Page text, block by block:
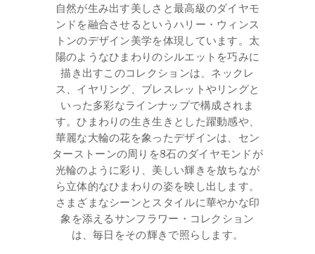
自然が生み出す美しさと最高級のダイヤモ
ンドを融合させるというハリー・ウィンス
トンのデザイン美学を体現しています。太
陽のようなひまわりのシルエットを巧みに
描き出すこのコレクションは、ネックレ
ス、イヤリング、ブレスレットやリングと
いった多彩なラインナップで構成されま
す。ひまわりの生き生きとした躍動感や、
華麗な大輪の花を象ったデザインは、セン
ターストーンの周りを8石のダイヤモンドが
光輪のように彩り、美しい輝きを放ちなが
ら立体的なひまわりの姿を映し出します。
さまざまなシーンとスタイルに華やかな印
象を添えるサンフラワー・コレクション
は、毎日をその輝きで照らします。